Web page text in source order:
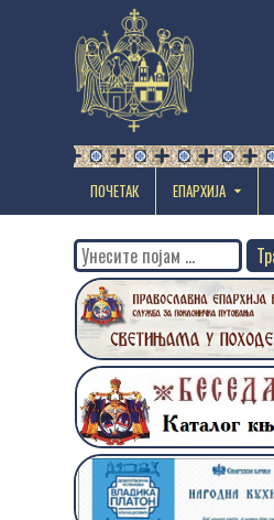
ПОЧЕТАК ЕПАРХИЈА
Search
for: